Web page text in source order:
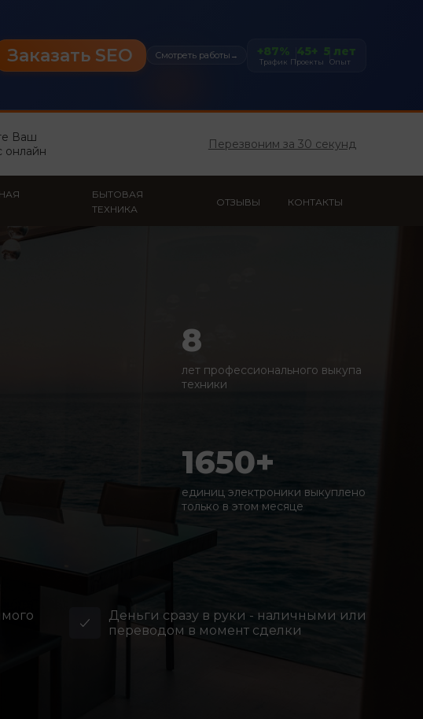
Заказать SEO Смотреть работы → +87%
Трафик
45+
Проекты
5 лет
Опыт
Ваш
онлайн
Перезвоним за 30 секунд
БЫТОВАЯ
ТЕХНИКА
ОТЗЫВЫ КОНТАКТЫ
8
лет профессионального выкупа
техники
1650+
единиц электроники выкуплено
только в этом месяце
Деньги сразу в руки - наличными или
переводом в момент сделки